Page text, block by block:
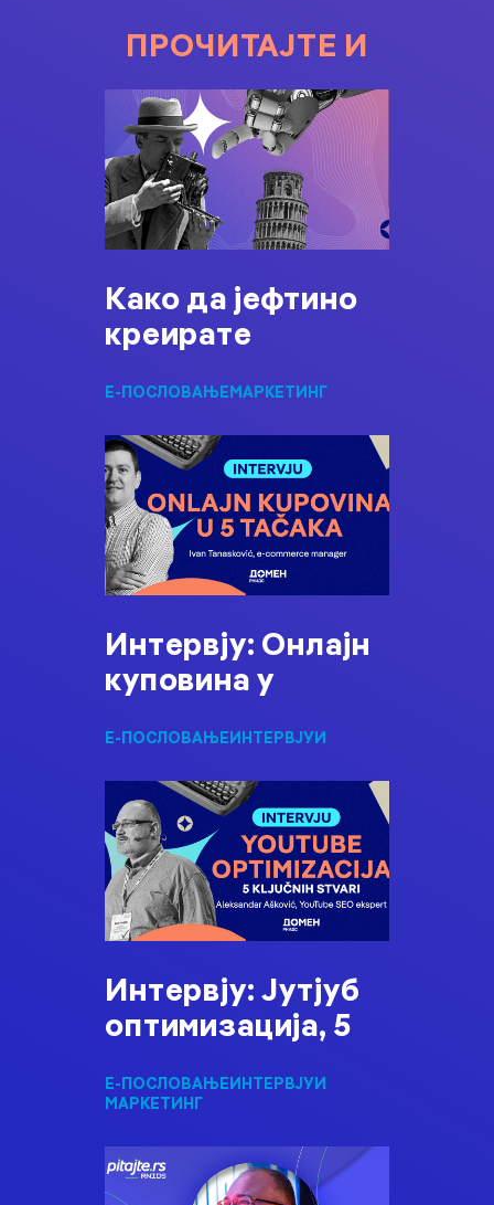
ПРОЧИТАЈТЕ И
Како да јефтино
креирате
Е-ПОСЛОВАЊЕ МАРКЕТИНГ
Интервју: Онлајн
куповина у
Е-ПОСЛОВАЊЕ ИНТЕРВЈУИ
Интервју: Јутјуб
оптимизација, 5
Е-ПОСЛОВАЊЕ ИНТЕРВЈУИ
МАРКЕТИНГ